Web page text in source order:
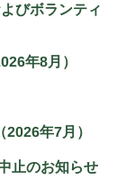
びボランティ
年8月）
年7月）
止のお知らせ